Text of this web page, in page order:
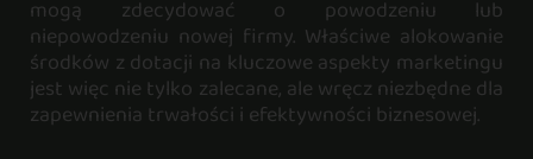
mogą zdecydować o powodzeniu lub
niepowodzeniu nowej firmy. Właściwe alokowanie
środków z dotacji na kluczowe aspekty marketingu
jest więc nie tylko zalecane, ale wręcz niezbędne dla
zapewnienia trwałości i efektywności biznesowej.